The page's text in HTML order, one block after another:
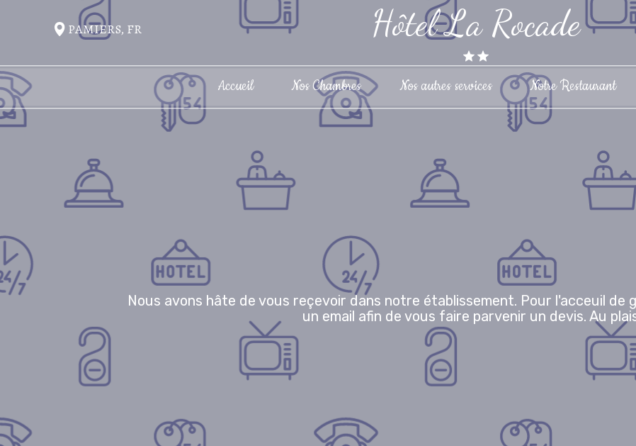
PAMIERS, FR Hôtel La Rocade
Accueil Nos Chambres Nos autres services Notre Restaurant
Nous avons hâte de vous reçevoir dans notre établissement. Pour l'acceuil de
un email afin de vous faire parvenir un devis. Au